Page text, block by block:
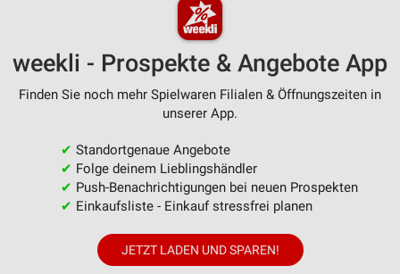
weekli - Prospekte & Angebote App
Finden Sie noch mehr Spielwaren Filialen & Öffnungszeiten in
unserer App.
✔ Standortgenaue Angebote
✔ Folge deinem Lieblingshändler
✔ Push-Benachrichtigungen bei neuen Prospekten
✔ Einkaufsliste - Einkauf stressfrei planen
JETZT LADEN UND SPAREN!